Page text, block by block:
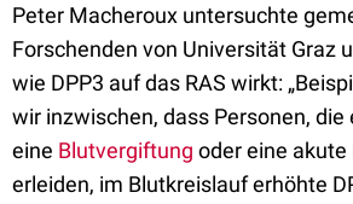
Peter Macheroux untersuchte
Forschenden von Universität Graz
wie DPP3 auf das RAS wirkt:
wir inzwischen, dass Personen, die
eine Blutvergiftung oder eine
erleiden, im Blutkreislauf erhöhte